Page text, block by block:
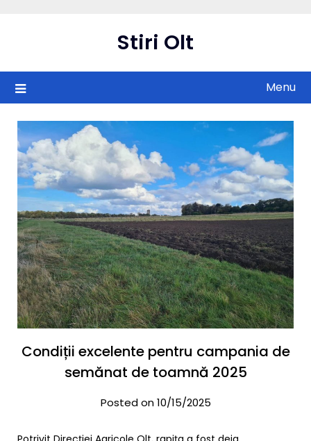
Stiri Olt
Menu
Condiții excelente pentru campania de
semănat de toamnă 2025
Posted on 10/15/2025